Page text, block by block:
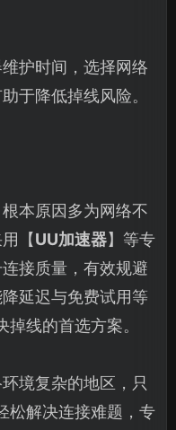
护时间，选择网络
于降低掉线风险。
本原因多为网络不
【UU加速器】等专
接质量，有效规避
延迟与免费试用等
掉线的首选方案。
境复杂的地区，只
松解决连接难题，专